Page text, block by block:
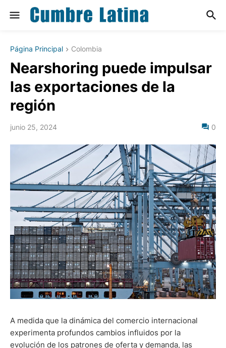
Página Principal Colombia
Nearshoring puede impulsar
las exportaciones de la
región
junio 25, 2024 0
A medida que la dinámica del comercio internacional
experimenta profundos cambios influidos por la
evolución de los patrones de oferta y demanda, las